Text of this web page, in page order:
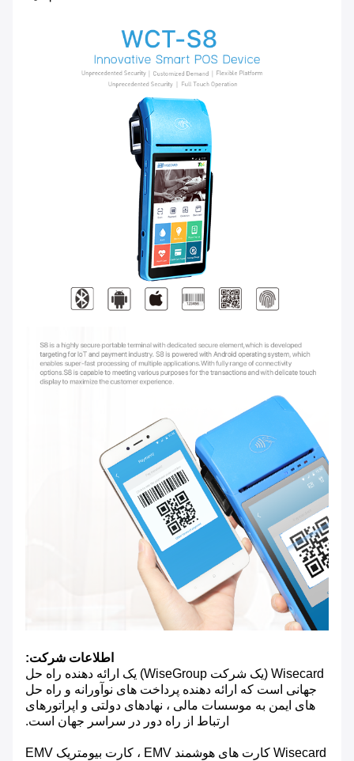
اطلاعات شرکت:
Wisecard (یک شرکت WiseGroup) یک ارائه دهنده راه حل
جهانی است که ارائه دهنده پرداخت های نوآورانه و راه حل
های ایمن به موسسات مالی ، نهادهای دولتی و اپراتورهای
ارتباط از راه دور در سراسر جهان است.
Wisecard کارت های هوشمند EMV ، کارت بیومتریک EMV